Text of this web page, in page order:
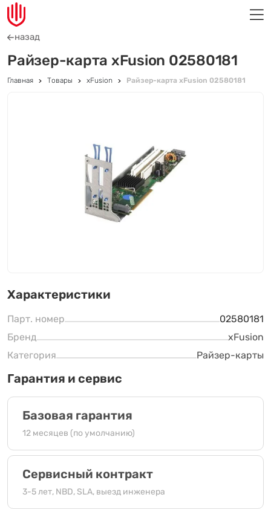
назад
Райзер-карта xFusion 02580181
Главная Товары xFusion Райзер-карта xFusion 02580181
Характеристики
Парт. номер
02580181
Бренд
xFusion
Категория
Райзер-карты
Гарантия и сервис
Базовая гарантия
12 месяцев (по умолчанию)
Сервисный контракт
3-5 лет, NBD, SLA, выезд инженера